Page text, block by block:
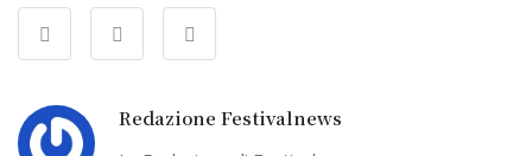
Redazione Festivalnews